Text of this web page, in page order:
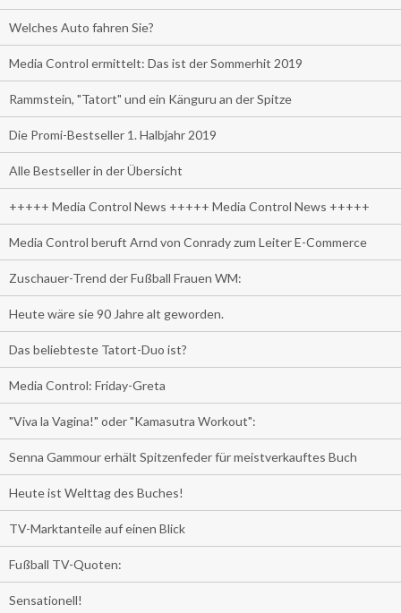
Welches Auto fahren Sie?
Media Control ermittelt: Das ist der Sommerhit 2019
Rammstein, "Tatort" und ein Känguru an der Spitze
Die Promi-Bestseller 1. Halbjahr 2019
Alle Bestseller in der Übersicht
+++++ Media Control News +++++ Media Control News +++++
Media Control beruft Arnd von Conrady zum Leiter E-Commerce
Zuschauer-Trend der Fußball Frauen WM:
Heute wäre sie 90 Jahre alt geworden.
Das beliebteste Tatort-Duo ist?
Media Control: Friday-Greta
"Viva la Vagina!" oder "Kamasutra Workout":
Senna Gammour erhält Spitzenfeder für meistverkauftes Buch
Heute ist Welttag des Buches!
TV-Marktanteile auf einen Blick
Fußball TV-Quoten:
Sensationell!